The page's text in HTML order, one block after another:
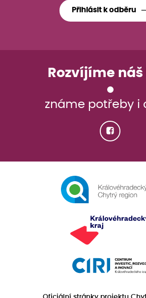
Přihlásit k odběru
Rozvíjíme
známe potřeby i